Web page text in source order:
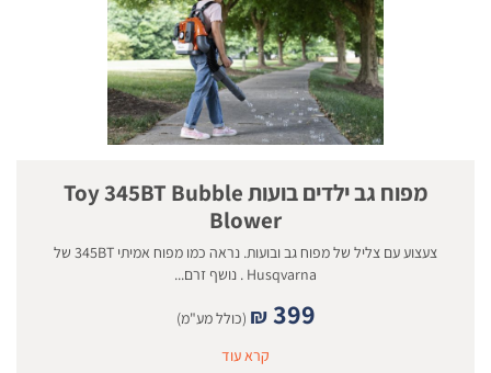
מפוח גב ילדים בועות Toy 345BT Bubble
Blower
צעצוע עם צליל של מפוח גב ובועות. נראה כמו מפוח אמיתי 345BT של
Husqvarna . נושף זרם...
₪ 399
(כולל מע"מ)
קרא עוד